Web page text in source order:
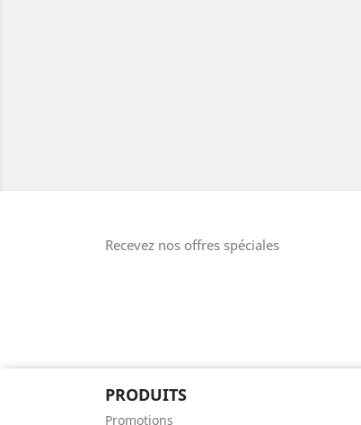
Recevez nos offres spéciales
PRODUITS
Promotions